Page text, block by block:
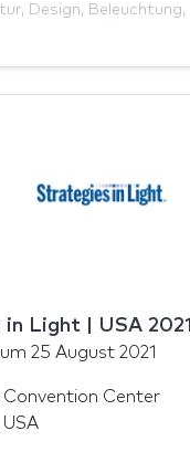
, Design, Beleuchtung,
Light | USA 2021
25 August 2021
Center